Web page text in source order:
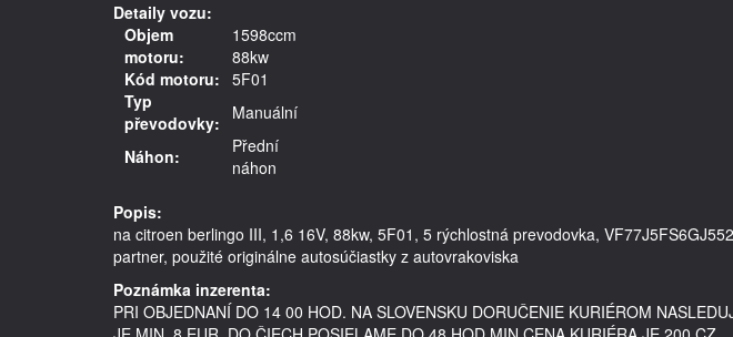
Detaily vozu:
Objem
motoru:
1598ccm
88kw
Kód motoru: 5F01
Typ
převodovky:
Manuální
Náhon:
Přední
náhon
Popis:
na citroen berlingo III, 1,6 16V, 88kw, 5F01, 5 rýchlostná prevodovka,
Poznámka inzerenta:
PRI OBJEDNANÍ DO 14 00 HOD. NA SLOVENSKU DORUČENIE KURIÉROM